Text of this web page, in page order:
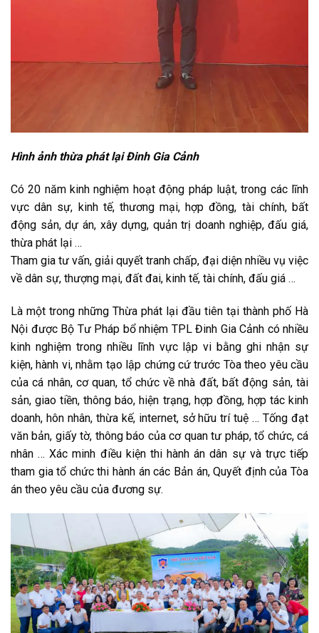
Hình ảnh thừa phát lại Đinh Gia Cảnh
Có 20 năm kinh nghiệm hoạt động pháp luật, trong các lĩnh
vực dân sự, kinh tế, thương mại, hợp đồng, tài chính, bất
động sản, dự án, xây dựng, quản trị doanh nghiệp, đấu giá,
thừa phát lại …
Tham gia tư vấn, giải quyết tranh chấp, đại diện nhiều vụ việc
về dân sự, thượng mại, đất đai, kinh tế, tài chính, đấu giá …
Là một trong những Thừa phát lại đầu tiên tại thành phố Hà
Nội được Bộ Tư Pháp bổ nhiệm TPL Đinh Gia Cảnh có nhiều
kinh nghiệm trong nhiều lĩnh vực lập vi bằng ghi nhận sự
kiện, hành vi, nhằm tạo lập chứng cứ trước Tòa theo yêu cầu
của cá nhân, cơ quan, tổ chức về nhà đất, bất động sản, tài
sản, giao tiền, thông báo, hiện trạng, hợp đồng, hợp tác kinh
doanh, hôn nhân, thừa kế, internet, sở hữu trí tuệ … Tống đạt
văn bản, giấy tờ, thông báo của cơ quan tư pháp, tổ chức, cá
nhân … Xác minh điều kiện thi hành án dân sự và trực tiếp
tham gia tổ chức thi hành án các Bản án, Quyết định của Tòa
án theo yêu cầu của đương sự.